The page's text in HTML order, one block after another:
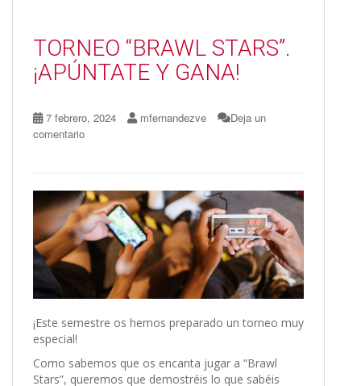
k r
TORNEO “BRAWL STARS”.
¡APÚNTATE Y GANA!
7 febrero, 2024 mfernandezve
Deja un
comentario
¡Este semestre os hemos preparado un torneo muy
especial!
Como sabemos que os encanta jugar a “Brawl
Stars”, queremos que demostréis lo que sabéis